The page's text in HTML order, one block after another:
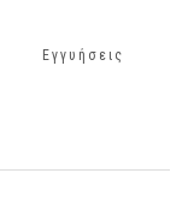
Εγγυήσεις